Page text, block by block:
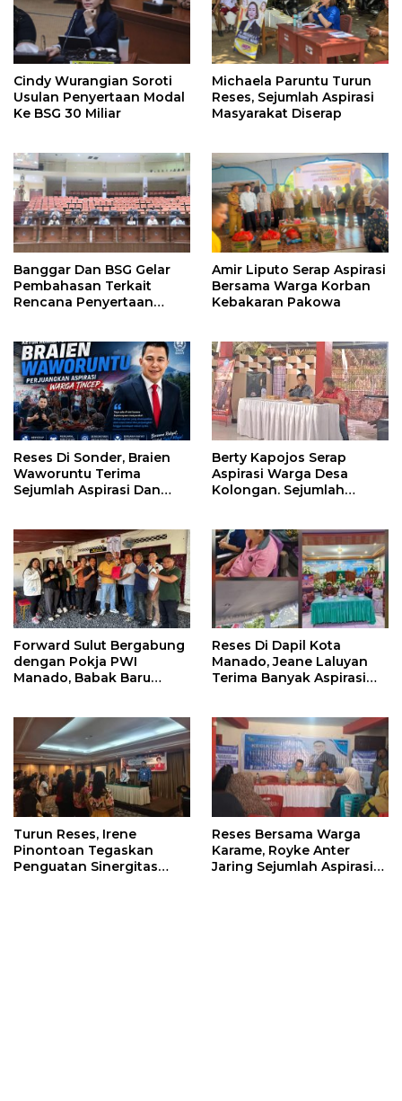
Cindy Wurangian Soroti
Usulan Penyertaan Modal
Ke BSG 30 Miliar
Michaela Paruntu Turun
Reses, Sejumlah Aspirasi
Masyarakat Diserap
Banggar Dan BSG Gelar
Pembahasan Terkait
Rencana Penyertaan
Amir Liputo Serap Aspirasi
Bersama Warga Korban
Kebakaran Pakowa
Reses Di Sonder, Braien
Waworuntu Terima
Sejumlah Aspirasi Dan
Berty Kapojos Serap
Aspirasi Warga Desa
Kolongan. Sejumlah
Forward Sulut Bergabung
dengan Pokja PWI
Manado, Babak Baru
Reses Di Dapil Kota
Manado, Jeane Laluyan
Terima Banyak Aspirasi
Turun Reses, Irene
Pinontoan Tegaskan
Penguatan Sinergitas
Reses Bersama Warga
Karame, Royke Anter
Jaring Sejumlah Aspirasi